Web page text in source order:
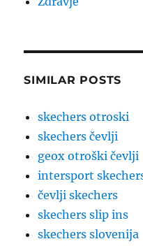
SIMILAR POSTS
skechers otroski
skechers čevlji
geox otroški čevlji
intersport
čevlji skechers
skechers slip ins
skechers slovenija